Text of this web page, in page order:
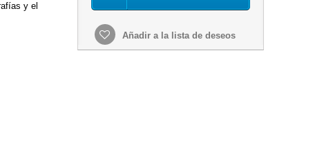
y el
Añadir a la lista de deseos